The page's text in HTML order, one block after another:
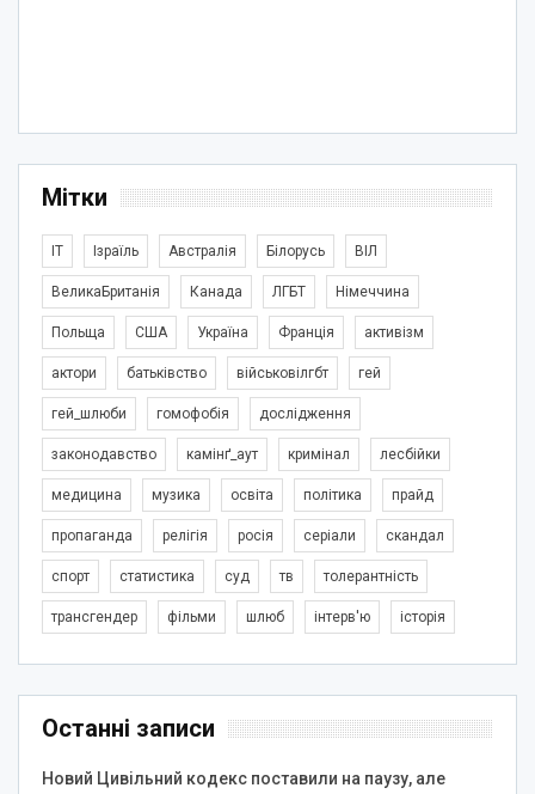
Мітки
IT Ізраїль Австралія Білорусь ВІЛ
ВеликаБританія Канада ЛГБТ Німеччина
Польща США Україна Франція активізм
актори батьківство військовілгбт гей
гей_шлюби гомофобія дослідження
законодавство камінґ_аут кримінал лесбійки
медицина музика освіта політика прайд
пропаганда релігія росія серіали скандал
спорт статистика суд тв толерантність
трансгендер фільми шлюб інтерв'ю історія
Останні записи
Новий Цивільний кодекс поставили на паузу, але